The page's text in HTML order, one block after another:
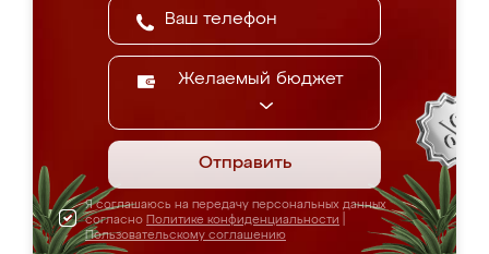
Желаемый бюджет
Отправить
Я соглашаюсь на передачу персональных данных
согласно Политике конфиденциальности
Пользовательскому соглашению